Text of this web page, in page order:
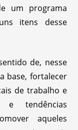
um programa
itens desse
de, nesse
base, fortalecer
de trabalho e
tendências
aqueles